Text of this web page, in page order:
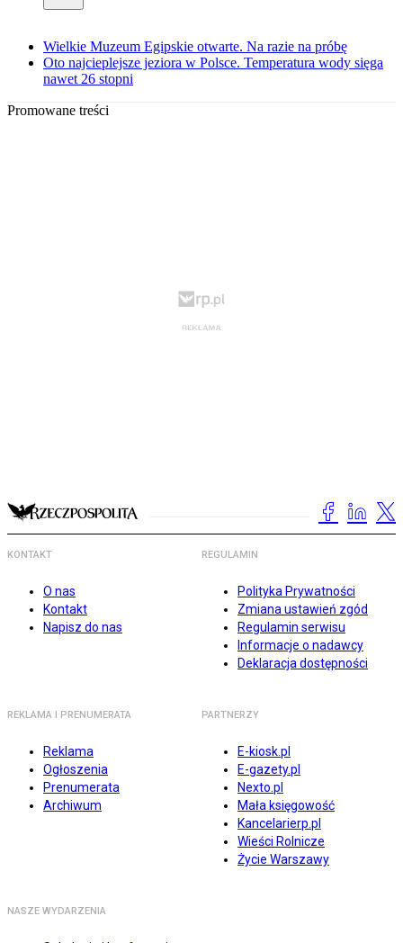
Wielkie Muzeum Egipskie otwarte. Na razie na próbę
Oto najcieplejsze jeziora w Polsce. Temperatura wody sięga
nawet 26 stopni
Promowane treści
KONTAKT
O nas
Kontakt
Napisz do nas
REGULAMIN
Polityka Prywatności
Zmiana ustawień zgód
Regulamin serwisu
Informacje o nadawcy
Deklaracja dostępności
REKLAMA I PRENUMERATA
Reklama
Ogłoszenia
Prenumerata
Archiwum
PARTNERZY
E-kiosk.pl
E-gazety.pl
Nexto.pl
Mała księgowość
Kancelarierp.pl
Wieści Rolnicze
Życie Warszawy
NASZE WYDARZENIA